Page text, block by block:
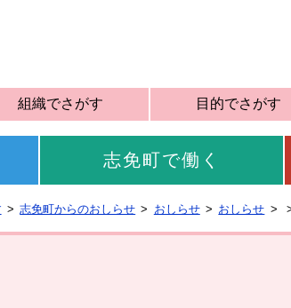
組織でさがす 目的でさがす
志免町で働く
志免町からのおしらせ おしらせ おしらせ